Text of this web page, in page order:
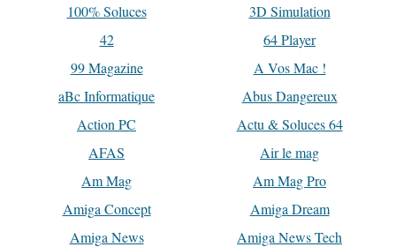
100% Soluces
3D Simulation
42
64 Player
99 Magazine
A Vos Mac !
aBc Informatique
Abus Dangereux
Action PC
Actu & Soluces 64
AFAS
Air le mag
Am Mag
Am Mag Pro
Amiga Concept
Amiga Dream
Amiga News
Amiga News Tech